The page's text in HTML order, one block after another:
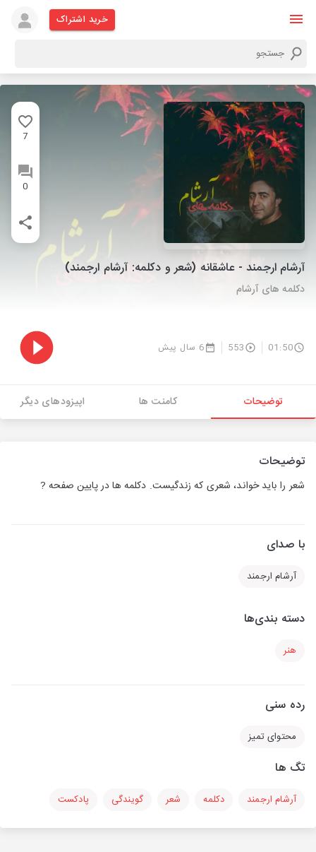
خرید اشتراک
7
0
آرشام ارجمند - عاشقانه (شعر و دکلمه: آرشام ارجمند)
دکلمه های آرشام
01:50
553 6 سال پیش
توضیحات کامنت ها اپیزودهای دیگر
توضیحات
شعر را باید خواند، شعری که زندگیست. دکلمه ها در پایین صفحه ?
با صدای
آرشام ارجمند
دسته بندی‌ها
هنر
رده سنی
محتوای تمیز
تگ ها
آرشام ارجمند دکلمه شعر گویندگی پادکست